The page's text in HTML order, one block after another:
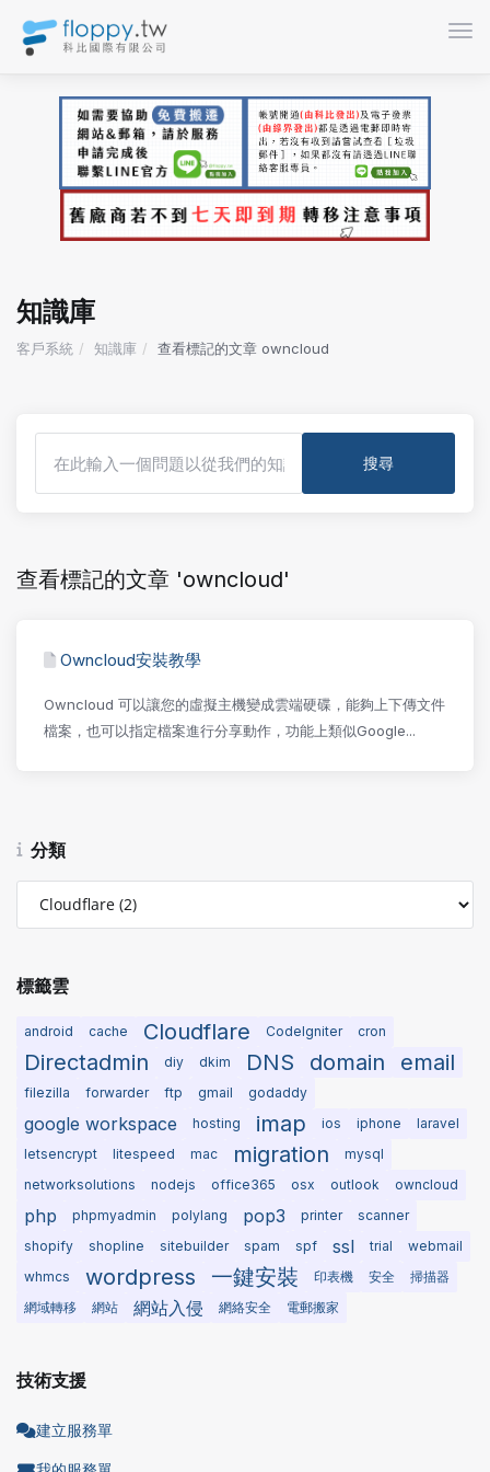
切
知識庫
客戶系統 知識庫 查看標記的文章 owncloud
分類
標籤雲
android cache Cloudflare CodeIgniter cron
Directadmin diy dkim DNS domain email
filezilla forwarder ftp gmail godaddy
google workspace hosting imap ios iphone
laravel
letsencrypt
litespeed mac migration
mysql
networksolutions
nodejs office365 osx outlook owncloud
php phpmyadmin polylang pop3 printer
scanner
shopify
shopline sitebuilder spam spf ssl trial
webmail
whmcs
wordpress 一鍵安裝 印表機 安全
掃描器
網域轉移
網站 網站入侵 網絡安全 電郵搬家
技術支援
建立服務單
查看標記的文章 'owncloud'
Owncloud安裝教學
Owncloud 可以讓您的虛擬主機變成雲端硬碟，能夠上下傳文件
檔案，也可以指定檔案進行分享動作，功能上類似Google...